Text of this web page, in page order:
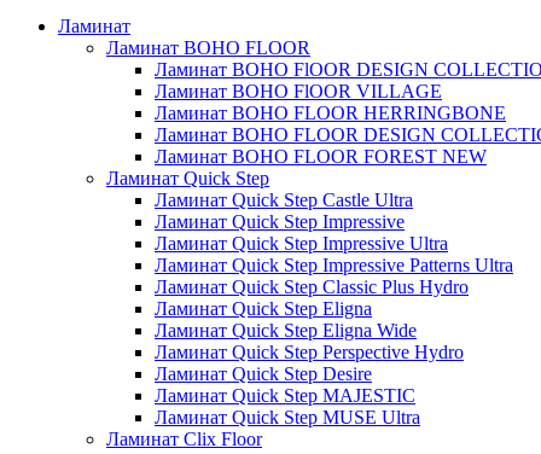
Ламинат
Ламинат BOHO FLOOR
Ламинат BOHO FlOOR DESIGN
Ламинат BOHO FlOOR VILLAGE
Ламинат BOHO FLOOR HERRINGBONE
Ламинат BOHO FLOOR DESIGN
Ламинат BOHO FLOOR FOREST NEW
Ламинат Quick Step
Ламинат Quick Step Castle Ultra
Ламинат Quick Step Impressive
Ламинат Quick Step Impressive Ultra
Ламинат Quick Step Impressive Patterns Ultra
Ламинат Quick Step Classic Plus Hydro
Ламинат Quick Step Eligna
Ламинат Quick Step Eligna Wide
Ламинат Quick Step Perspective Hydro
Ламинат Quick Step Desire
Ламинат Quick Step MAJESTIC
Ламинат Quick Step MUSE Ultra
Ламинат Clix Floor